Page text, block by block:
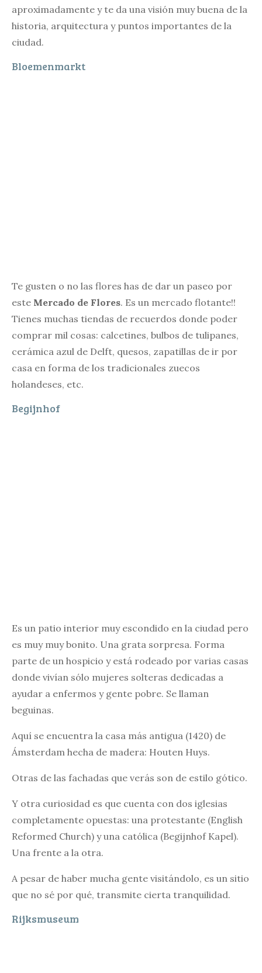
aproximadamente y te da una visión muy buena de la
historia, arquitectura y puntos importantes de la
ciudad.
Bloemenmarkt
Te gusten o no las flores has de dar un paseo por
este Mercado de Flores. Es un mercado flotante!!
Tienes muchas tiendas de recuerdos donde poder
comprar mil cosas: calcetines, bulbos de tulipanes,
cerámica azul de Delft, quesos, zapatillas de ir por
casa en forma de los tradicionales zuecos
holandeses, etc.
Begijnhof
Es un patio interior muy escondido en la ciudad pero
es muy muy bonito. Una grata sorpresa. Forma
parte de un hospicio y está rodeado por varias casas
donde vivían sólo mujeres solteras dedicadas a
ayudar a enfermos y gente pobre. Se llaman
beguinas.
Aquí se encuentra la casa más antigua (1420) de
Ámsterdam hecha de madera: Houten Huys.
Otras de las fachadas que verás son de estilo gótico.
Y otra curiosidad es que cuenta con dos iglesias
completamente opuestas: una protestante (English
Reformed Church) y una católica (Begijnhof Kapel).
Una frente a la otra.
A pesar de haber mucha gente visitándolo, es un sitio
que no sé por qué, transmite cierta tranquilidad.
Rijksmuseum